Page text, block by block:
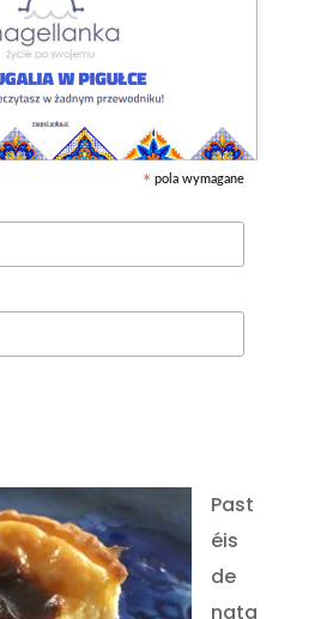
* pola wymagane
Past
éis
de
nata